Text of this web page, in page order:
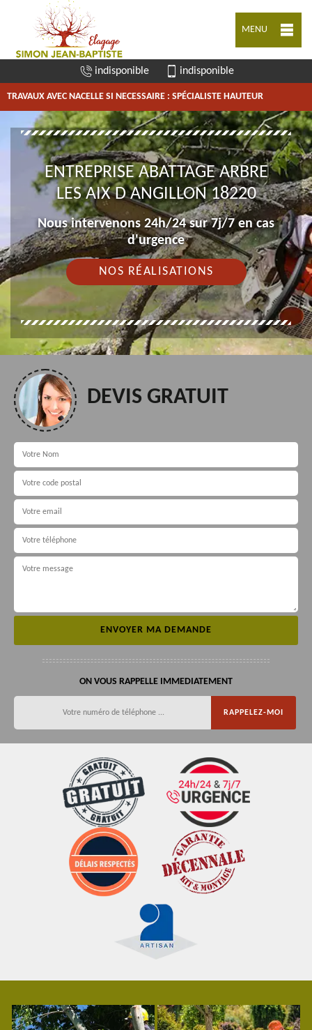
MENU
indisponible indisponible
TRAVAUX AVEC NACELLE SI NECESSAIRE : SPÉCIALISTE HAUTEUR
ENTREPRISE ABATTAGE ARBRE
LES AIX D ANGILLON 18220
Nous intervenons 24h/24 sur 7j/7 en cas
d'urgence
NOS RÉALISATIONS
DEVIS GRATUIT
ON VOUS RAPPELLE IMMEDIATEMENT